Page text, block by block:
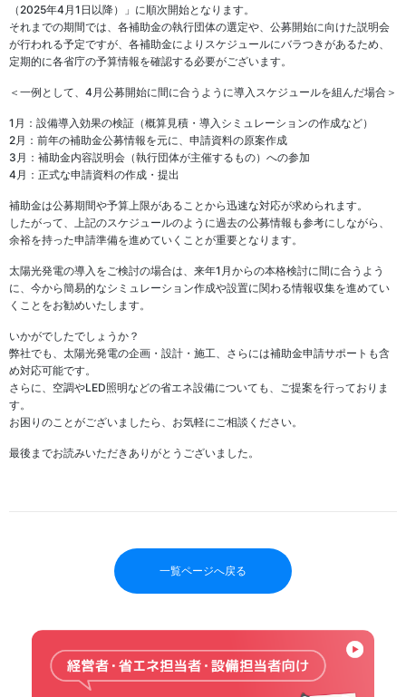
（2025年4月1日以降）」に順次開始となります。
それまでの期間では、各補助金の執行団体の選定や、公募開始に向けた説明会
が行われる予定ですが、各補助金によりスケジュールにバラつきがあるため、
定期的に各省庁の予算情報を確認する必要がございます。
＜一例として、4月公募開始に間に合うように導入スケジュールを組んだ場合＞
1月：設備導入効果の検証（概算見積・導入シミュレーションの作成など）
2月：前年の補助金公募情報を元に、申請資料の原案作成
3月：補助金内容説明会（執行団体が主催するもの）への参加
4月：正式な申請資料の作成・提出
補助金は公募期間や予算上限があることから迅速な対応が求められます。
したがって、上記のスケジュールのように過去の公募情報も参考にしながら、
余裕を持った申請準備を進めていくことが重要となります。
太陽光発電の導入をご検討の場合は、来年1月からの本格検討に間に合うよう
に、今から簡易的なシミュレーション作成や設置に関わる情報収集を進めてい
くことをお勧めいたします。
いかがでしたでしょうか？
弊社でも、太陽光発電の企画・設計・施工、さらには補助金申請サポートも含
め対応可能です。
さらに、空調やLED照明などの省エネ設備についても、ご提案を行っておりま
す。
お困りのことがございましたら、お気軽にご相談ください。
最後までお読みいただきありがとうございました。
一覧ページへ戻る